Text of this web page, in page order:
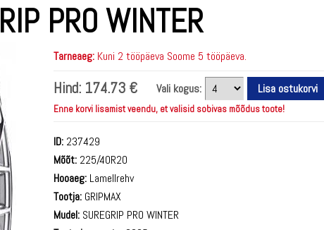
PRO WINTER
Tarneaeg: Kuni 2 tööpäeva Soome 5 tööpäeva.
Hind: 174.73 € Vali kogus:
Enne korvi lisamist veendu, et valisid sobivas mõõdus toote!
ID: 237429
Mõõt: 225/40R20
Hooaeg: Lamellrehv
Tootja: GRIPMAX
Mudel: SUREGRIP PRO WINTER